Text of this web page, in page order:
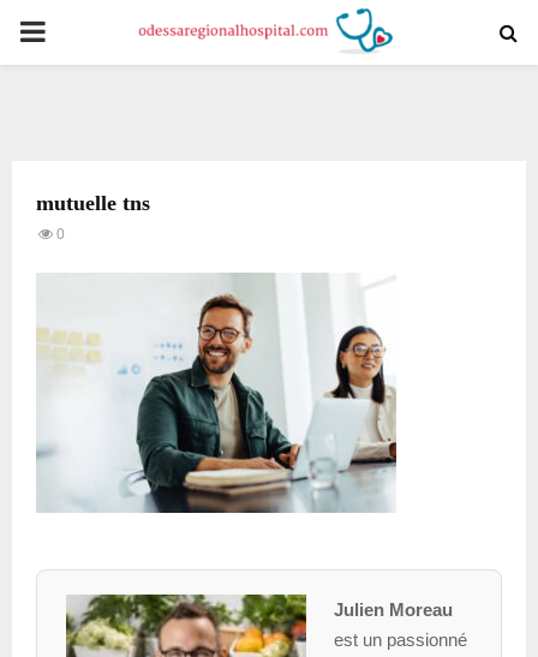
PRIMARY
mutuelle tns
0
Julien Moreau
est un passionné